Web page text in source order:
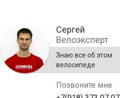
Сергей
Велоэксперт
Знаю все об этом
велосипеде
Позвоните мне